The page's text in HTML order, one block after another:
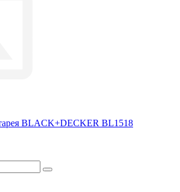
BLACK+DECKER BL1518